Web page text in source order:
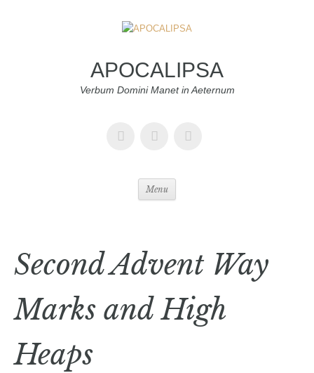
APOCALIPSA
Verbum Domini Manet in Aeternum
Menu
Second Advent Way
Marks and High
Heaps